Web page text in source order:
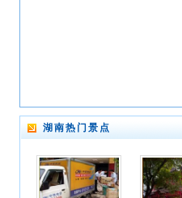
湖南热门景点